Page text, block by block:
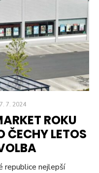
7. 2024
ROKU
ČECHY LETOS
republice nejlepší